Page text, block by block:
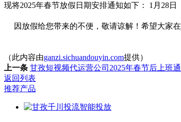
现将2025年春节放假日期安排通知如下： 1月28
因放假给您带来的不便，敬请谅解！希望大家
（此内容由ganzi.sichuandouyin.com提供）
上一条 甘孜短视频代运营公司2025年春节后上班
返回列表
推荐产品